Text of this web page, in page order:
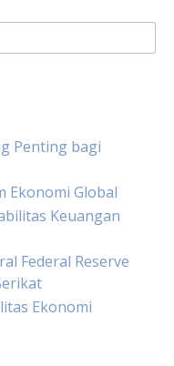
Penting bagi
Ekonomi Global
Keuangan
Federal Reserve
Ekonomi